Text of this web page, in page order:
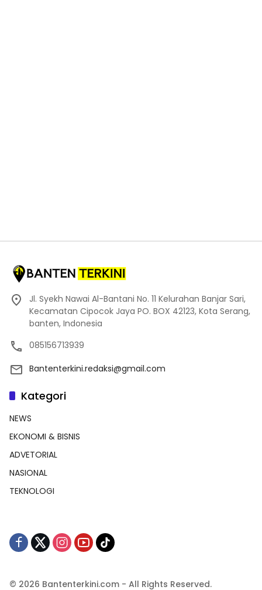
Jl. Syekh Nawai Al-Bantani No. 11 Kelurahan Banjar Sari,
Kecamatan Cipocok Jaya PO. BOX 42123, Kota Serang,
banten, Indonesia
085156713939
Bantenterkini.redaksi@gmail.com
Kategori
NEWS
EKONOMI & BISNIS
ADVETORIAL
NASIONAL
TEKNOLOGI
© 2026 Bantenterkini.com - All Rights Reserved.